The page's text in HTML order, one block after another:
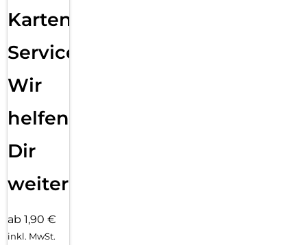
Karten
Service:
Wir
helfen
Dir
weiter
ab 1,90 €
inkl. MwSt.